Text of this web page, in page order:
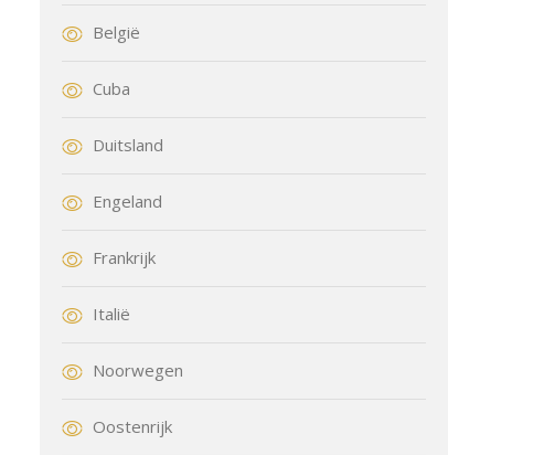
België
Cuba
Duitsland
Engeland
Frankrijk
Italië
Noorwegen
Oostenrijk